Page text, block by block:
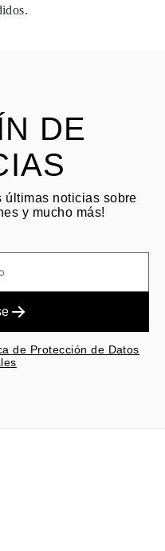
DE
últimas noticias sobre
y mucho más!
de Protección de Datos